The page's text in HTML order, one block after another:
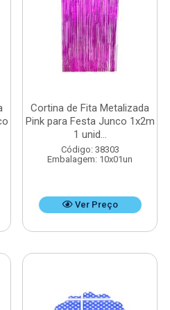
Cortina de Fita Metalizada
Pink para Festa Junco 1x2m
1 unid...
Código: 38303
Embalagem: 10x01un
Ver Preço